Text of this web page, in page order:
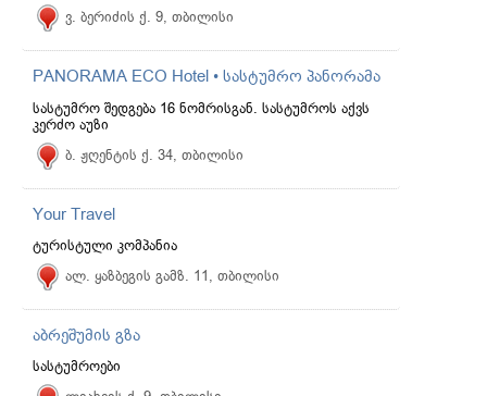
ვ. ბერიძის ქ. 9, თბილისი
PANORAMA ECO Hotel • სასტუმრო პანორამა
სასტუმრო შედგება 16 ნომრისგან. სასტუმროს აქვს
კერძო აუზი
ბ. ჟღენტის ქ. 34, თბილისი
Your Travel
ტურისტული კომპანია
ალ. ყაზბეგის გამზ. 11, თბილისი
აბრეშუმის გზა
სასტუმროები